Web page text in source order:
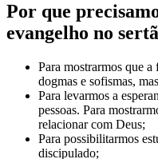
Por que
evangelho no
Para mostrarmos que a
dogmas e sofismas,
Para levarmos a
pessoas. Para
relacionar com Deus;
Para possibilitarmos
discipulado;